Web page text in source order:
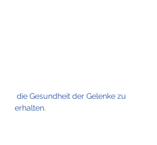
erhalten.